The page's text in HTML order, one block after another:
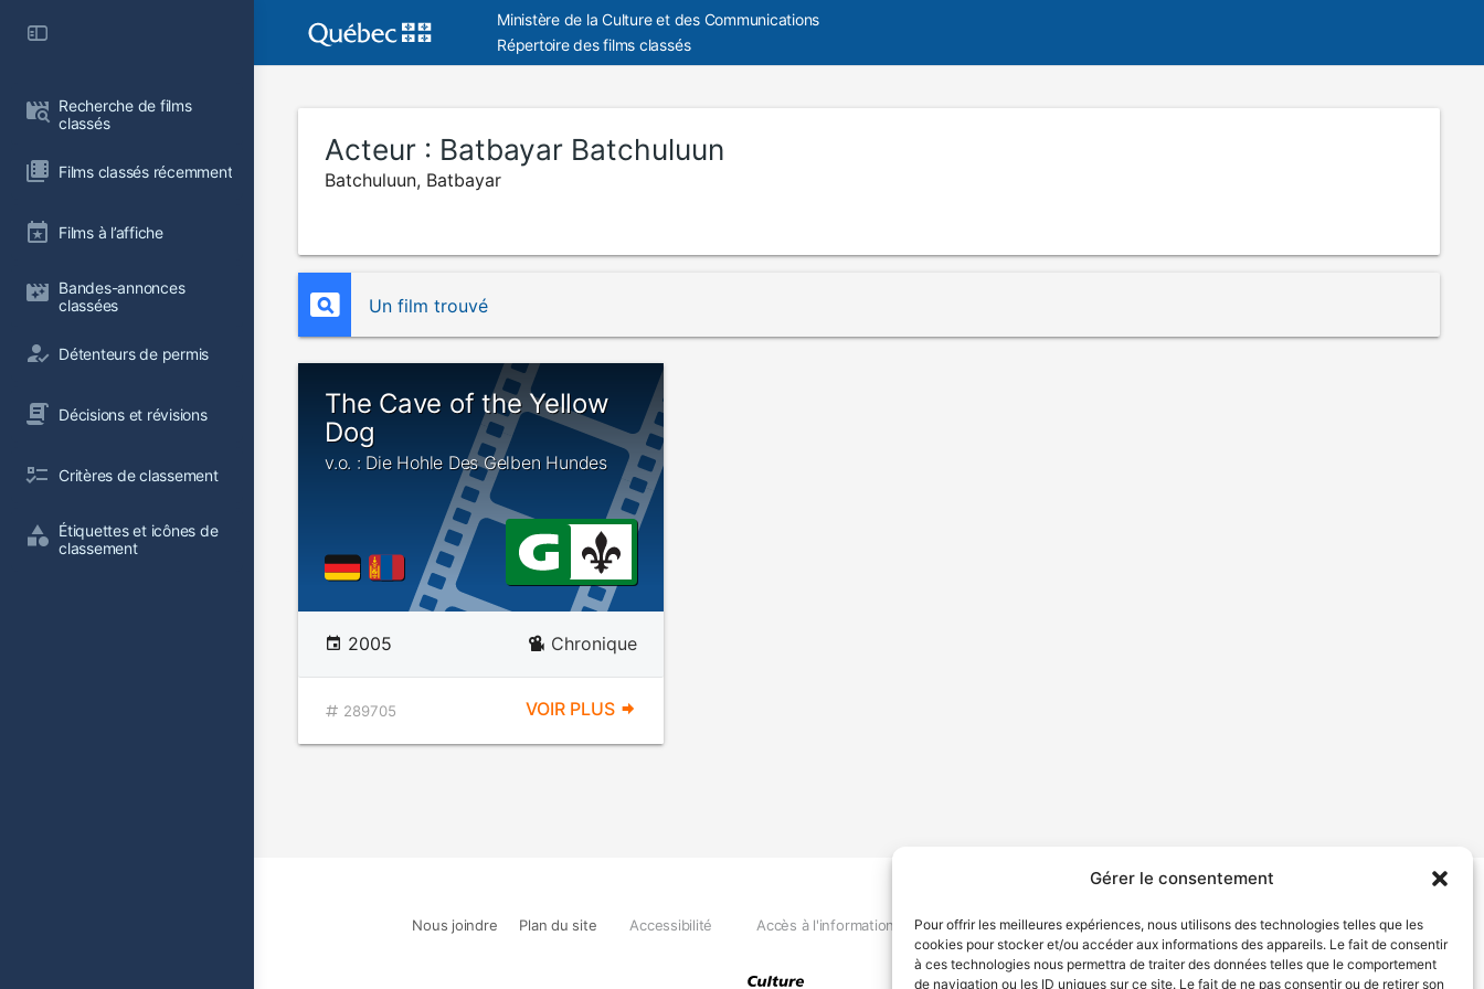
Gérer le consentement
Pour offrir les meilleures expériences, nous utilisons des technologies telles que les
cookies pour stocker et/ou accéder aux informations des appareils. Le fait de consentir
à ces technologies nous permettra de traiter des données telles que le comportement
de navigation ou les ID uniques sur ce site. Le fait de ne pas consentir ou de retirer son
Recherche de films
classés
Films classés récemment
Films à l’affiche
Bandes-annonces
classées
Détenteurs de permis
Décisions et révisions
Critères de classement
Étiquettes et icônes de
classement
Ministère de la Culture et des Communications
Répertoire des films classés
Acteur : Batbayar Batchuluun
Batchuluun, Batbayar
Un film trouvé
The Cave of the Yellow
Dog
v.o. : Die Hohle Des Gelben Hundes
2005 Chronique
289705 VOIR PLUS
Nous joindre Plan du site Accessibilité Accès à l'information Déclaration de services Politique de confidentialité